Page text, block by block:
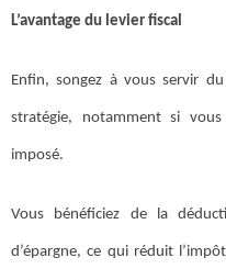
L’avantage du levier fiscal
Enfin, songez à vous servir
stratégie, notamment si
imposé.
Vous bénéficiez de la
d’épargne, ce qui réduit